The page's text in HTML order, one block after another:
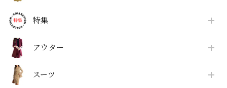
特集
アウター
スーツ